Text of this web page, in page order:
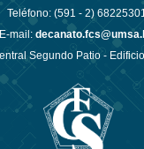
Teléfono: (591 - 2)
E-mail:
Segundo Patio -